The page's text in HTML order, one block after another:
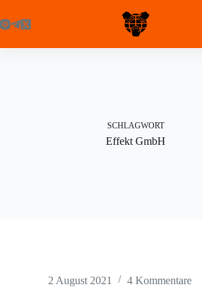
Inhalt
springen
SCHLAGWORT
Effekt GmbH
2 August 2021 4 Kommentare